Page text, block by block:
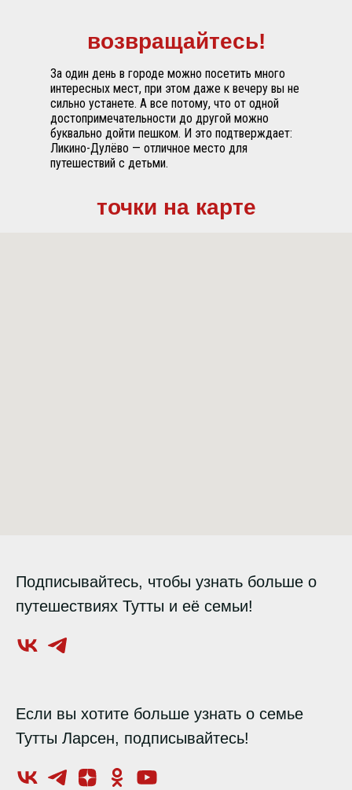
возвращайтесь!
За один день в городе можно посетить много
интересных мест, при этом даже к вечеру вы не
сильно устанете. А все потому, что от одной
достопримечательности до другой можно
буквально дойти пешком. И это подтверждает:
Ликино-Дулёво — отличное место для
путешествий с детьми.
точки на карте
Подписывайтесь, чтобы узнать больше о
путешествиях Тутты и её семьи!
Если вы хотите больше узнать о семье
Тутты Ларсен, подписывайтесь!